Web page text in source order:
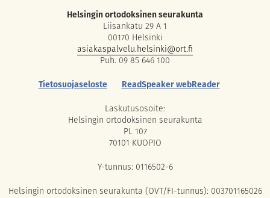
Helsingin ortodoksinen seurakunta
Liisankatu 29 A 1
00170 Helsinki
asiakaspalvelu.helsinki@ort.fi
Puh. 09 85 646 100
Tietosuojaseloste
ReadSpeaker webReader
Laskutusosoite:
Helsingin ortodoksinen seurakunta
PL 107
70101 KUOPIO
Y-tunnus: 0116502-6
Helsingin ortodoksinen seurakunta (OVT/FI-tunnus): 003701165026